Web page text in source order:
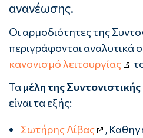
ανανέωσης.
Οι αρμοδιότητες της
περιγράφονται αναλυτικά
κανονισμό λειτουργίας
Τα μέλη της
είναι τα εξής:
Σωτήρης Λίβας
,